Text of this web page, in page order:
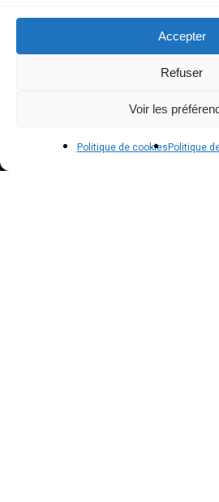
Accepter
Refuser
Voir les
Politique de cookies Politique
Modes de paiement
Conditions générales de vente